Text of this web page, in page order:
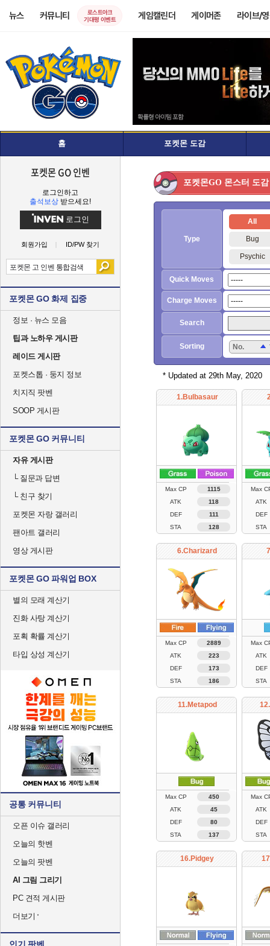
뉴스 커뮤니티
로스트아크
기대평 이벤트
게임캘린더 게이머존 라이브/
홈 포켓몬 도감
포켓몬 GO 인벤
로그인하고
출석보상 받으세요!
로그인
회원가입 ID/PW 찾기
포켓몬 GO 화제 집중
정보 · 뉴스 모음
팁과 노하우 게시판
레이드 게시판
포켓스톱 · 둥지 정보
치지직 팟벤
SOOP 게시판
포켓몬 GO 커뮤니티
자유 게시판
└질문과 답변
└친구 찾기
포켓몬 자랑 갤러리
팬아트 갤러리
영상 게시판
포켓몬 GO 파워업 BOX
별의 모래 계산기
진화 사탕 계산기
포획 확률 계산기
타입 상성 계산기
공통 커뮤니티
오픈 이슈 갤러리
오늘의 핫벤
오늘의 팟벤
AI 그림 그리기
PC 견적 게시판
더보기
포켓몬GO 몬스터 도감
Type
All
Bug
Psychic
Quick Moves
Charge Moves
Search
Sorting No.
* Updated at 29th May, 2020
1.Bulbasaur
Max CP
1115
ATK
118
DEF
111
STA
128
Max
ATK
DEF
STA
6.Charizard
Max CP
2889
ATK
223
DEF
173
STA
186
Max
ATK
DEF
STA
11.Metapod
Max CP
450
ATK
45
DEF
80
STA
137
Max
ATK
DEF
STA
16.Pidgey